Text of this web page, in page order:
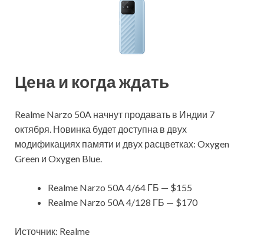
Цена и когда ждать
Realme Narzo 50A начнут продавать в Индии 7
октября. Новинка будет доступна в двух
модификациях памяти и двух расцветках: Oxygen
Green и Oxygen Blue.
Realme Narzo 50A 4/64 ГБ — $155
Realme Narzo 50A 4/128 ГБ — $170
Источник: Realme